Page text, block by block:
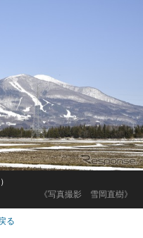
《写真撮影 雪岡直樹》
る